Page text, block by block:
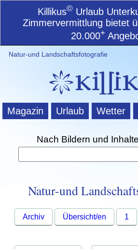
Killikus© Urlaub
Zimmervermittlung bietet
20.000+
Natur-und Landschaftsfotografie
Magazin Urlaub Wetter
Nach Bildern und
Natur-und
Archiv Übersicht/en 1